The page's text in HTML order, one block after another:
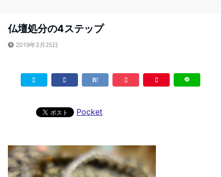
仏壇処分の4ステップ
2019年3月25日
Pocket